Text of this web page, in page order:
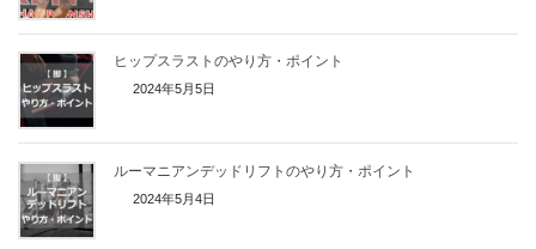
ヒップスラストのやり方・ポイント
2024年5月5日
ルーマニアンデッドリフトのやり方・ポイント
2024年5月4日